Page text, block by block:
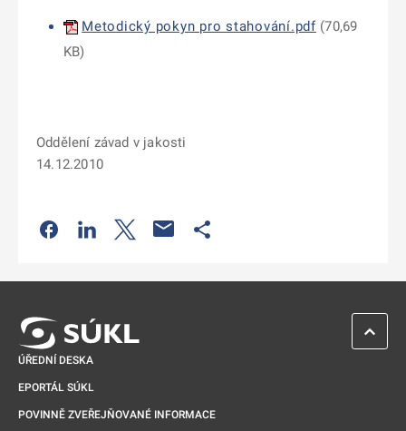
Metodický pokyn pro stahování.pdf(70,69
KB)
Oddělení závad v jakosti
14.12.2010
Odkaz se otevře na nové kartě
Odkaz se otevře na nové kartě
Odkaz se otevře na nové kartě
ÚŘEDNÍ DESKA
EPORTÁL SÚKL
POVINNĚ ZVEŘEJŇOVANÉ INFORMACE
ZPĚT